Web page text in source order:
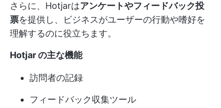
さらに、Hotjarはアンケートやフィードバック投
票を提供し、ビジネスがユーザーの行動や嗜好を
理解するのに役立ちます。
Hotjar の主な機能
訪問者の記録
フィードバック収集ツール